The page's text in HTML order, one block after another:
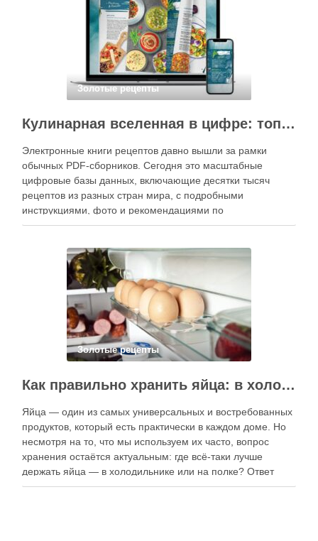
Золотые рецепты
Кулинарная вселенная в цифре: топ-3 самых больших электронных книг рецептов
Электронные книги рецептов давно вышли за рамки
обычных PDF-сборников. Сегодня это масштабные
цифровые базы данных, включающие десятки тысяч
рецептов из разных стран мира, с подробными
инструкциями, фото и рекомендациями по
приготовлению. В отличие от печатных изданий,
контент, расширять коллекции блюд и добавлять новые
функции. Ниже …
Золотые рецепты
Как правильно хранить яйца: в холодильнике или на полке?
Яйца — один из самых универсальных и востребованных
продуктов, который есть практически в каждом доме. Но
несмотря на то, что мы используем их часто, вопрос
хранения остаётся актуальным: где всё-таки лучше
держать яйца — в холодильнике или на полке? Ответ
зависит от нескольких факторов, включая температуру